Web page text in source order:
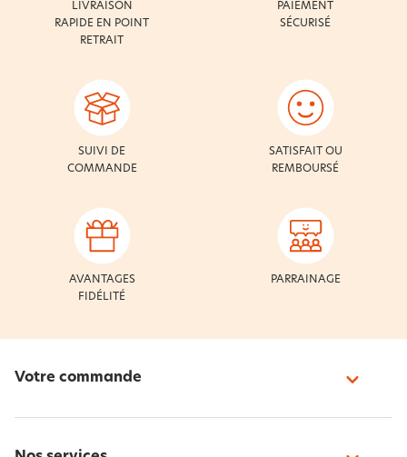
LIVRAISON
RAPIDE EN POINT
RETRAIT
PAIEMENT
SÉCURISÉ
SUIVI DE
COMMANDE
SATISFAIT OU
REMBOURSÉ
AVANTAGES
FIDÉLITÉ
PARRAINAGE
Votre commande